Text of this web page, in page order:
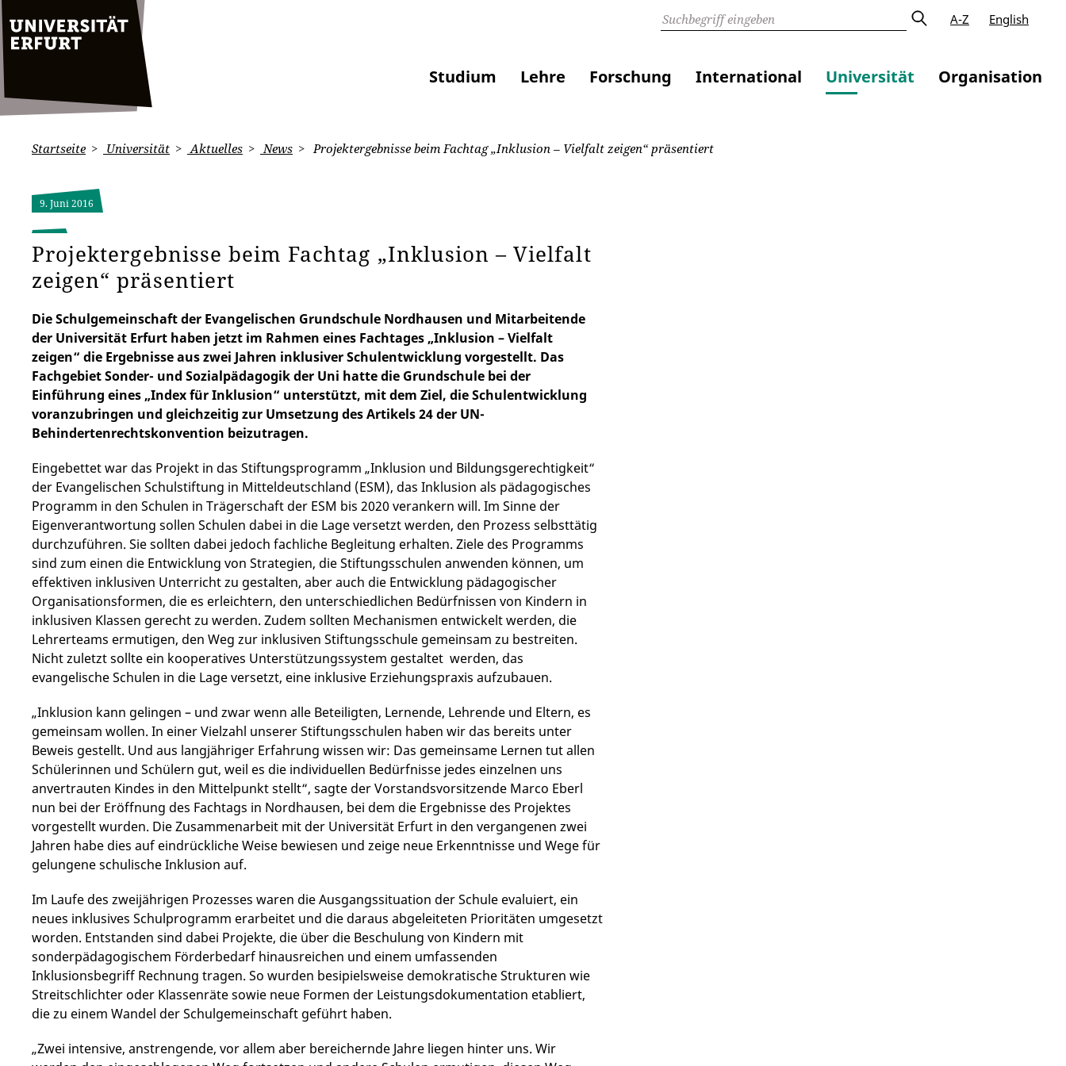
A-Z English
Studium Lehre Forschung International Universität Organisation
Startseite Universität Aktuelles News Projektergebnisse beim Fachtag „Inklusion – Vielfalt zeigen“ präsentiert
9. Juni 2016
Projektergebnisse beim Fachtag „Inklusion – Vielfalt
zeigen“ präsentiert
Die Schulgemeinschaft der Evangelischen Grundschule Nordhausen und Mitarbeitende
der Universität Erfurt haben jetzt im Rahmen eines Fachtages „Inklusion – Vielfalt
zeigen“ die Ergebnisse aus zwei Jahren inklusiver Schulentwicklung vorgestellt. Das
Fachgebiet Sonder- und Sozialpädagogik der Uni hatte die Grundschule bei der
Einführung eines „Index für Inklusion“ unterstützt, mit dem Ziel, die Schulentwicklung
voranzubringen und gleichzeitig zur Umsetzung des Artikels 24 der UN-
Behindertenrechtskonvention beizutragen.
Eingebettet war das Projekt in das Stiftungsprogramm „Inklusion und Bildungsgerechtigkeit“
der Evangelischen Schulstiftung in Mitteldeutschland (ESM), das Inklusion als pädagogisches
Programm in den Schulen in Trägerschaft der ESM bis 2020 verankern will. Im Sinne der
Eigenverantwortung sollen Schulen dabei in die Lage versetzt werden, den Prozess selbsttätig
durchzuführen. Sie sollten dabei jedoch fachliche Begleitung erhalten. Ziele des Programms
sind zum einen die Entwicklung von Strategien, die Stiftungsschulen anwenden können, um
effektiven inklusiven Unterricht zu gestalten, aber auch die Entwicklung pädagogischer
Organisationsformen, die es erleichtern, den unterschiedlichen Bedürfnissen von Kindern in
inklusiven Klassen gerecht zu werden. Zudem sollten Mechanismen entwickelt werden, die
Lehrerteams ermutigen, den Weg zur inklusiven Stiftungsschule gemeinsam zu bestreiten.
Nicht zuletzt sollte ein kooperatives Unterstützungssystem gestaltet werden, das
evangelische Schulen in die Lage versetzt, eine inklusive Erziehungspraxis aufzubauen.
„Inklusion kann gelingen – und zwar wenn alle Beteiligten, Lernende, Lehrende und Eltern, es
gemeinsam wollen. In einer Vielzahl unserer Stiftungsschulen haben wir das bereits unter
Beweis gestellt. Und aus langjähriger Erfahrung wissen wir: Das gemeinsame Lernen tut allen
Schülerinnen und Schülern gut, weil es die individuellen Bedürfnisse jedes einzelnen uns
anvertrauten Kindes in den Mittelpunkt stellt“, sagte der Vorstandsvorsitzende Marco Eberl
nun bei der Eröffnung des Fachtags in Nordhausen, bei dem die Ergebnisse des Projektes
vorgestellt wurden. Die Zusammenarbeit mit der Universität Erfurt in den vergangenen zwei
Jahren habe dies auf eindrückliche Weise bewiesen und zeige neue Erkenntnisse und Wege für
gelungene schulische Inklusion auf.
Im Laufe des zweijährigen Prozesses waren die Ausgangssituation der Schule evaluiert, ein
neues inklusives Schulprogramm erarbeitet und die daraus abgeleiteten Prioritäten umgesetzt
worden. Entstanden sind dabei Projekte, die über die Beschulung von Kindern mit
sonderpädagogischem Förderbedarf hinausreichen und einem umfassenden
Inklusionsbegriff Rechnung tragen. So wurden besipielsweise demokratische Strukturen wie
Streitschlichter oder Klassenräte sowie neue Formen der Leistungsdokumentation etabliert,
die zu einem Wandel der Schulgemeinschaft geführt haben.
„Zwei intensive, anstrengende, vor allem aber bereichernde Jahre liegen hinter uns. Wir